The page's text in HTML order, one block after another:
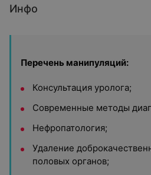
Инфо
Перечень манипуляций:
Консультация уролога;
Современные методы
Нефропатология;
Удаление
половых органов;